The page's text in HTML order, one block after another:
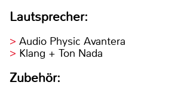
Lautsprecher:
Audio Physic Avantera
Klang + Ton Nada
Zubehör: